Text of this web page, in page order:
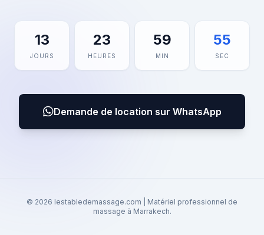
13
JOURS
23
HEURES
59
MIN
55
SEC
Demande de location sur WhatsApp
© 2026 lestabledemassage.com | Matériel professionnel de
massage à Marrakech.